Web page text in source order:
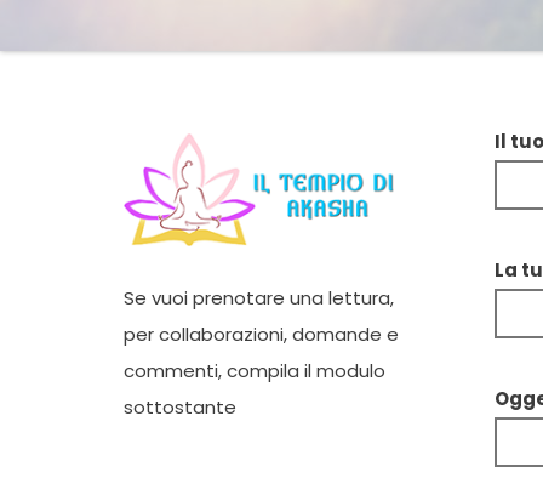
Se vuoi prenotare una lettura,
per collaborazioni, domande e
commenti, compila il modulo
sottostante
Il
La